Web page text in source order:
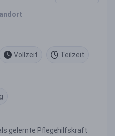
Vollzeit Teilzeit
gelernte Pflegehilfskraft